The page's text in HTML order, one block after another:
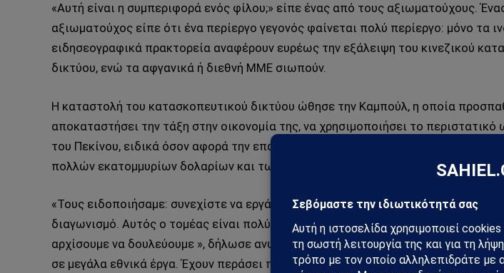
«Αυτή είναι η συμπεριφορά ενός φίλου;» είπε ένας από τους αξιωματούχους.
αξιωματούχος είπε ότι ένα περίεργο γεγονός φαίνεται πολύ περίεργο: μόνο τα
ειδησεογραφικά πρακτορεία αναφέρουν ευρέως την εξάλειψη του κινεζικού
δικτύου, ενώ τα αφγανικά ή διεθνή ΜΜΕ σιωπούν.
Η καταστολή του κατασκοπευτικού δικτύου ώθησε την Καμπούλ, η οποία
αποκαταστήσει την τάξη στην οικονομία της, να χρησιμοποιήσει το
του Πεκίνου, ειδικά όσον αφορά την επαναδιαπραγμάτευση των όρων των
πολλών εκατομμυρίων δολαρίων και των παραχωρήσεων εξόρυξης, είπε ένας
«Τους ειδοποιήσαμε: συνεχίστε να εργάζεστε για τη σύμβαση ή θα ανακοινώσουμε
διαγωνισμό. Αυτός ο τομέας είναι πολύ σημαντικός για την αφγανική οικονομία
αρχίσουμε να δουλεύουμε », δήλωσε ανώτερος αφγανός αξιωματούχος.
σε μεγάλα εθνικά έργα. Έχουν περάσει πολλά, πολλά χρόνια, έχουμε δώσει στην